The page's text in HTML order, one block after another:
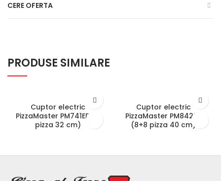
CERE OFERTA
PRODUSE SIMILARE
Cuptor electric
PizzaMaster PM741ED (8
pizza 32 cm)
Cuptor electric
PizzaMaster PM842ED
(8+8 pizza 40 cm)